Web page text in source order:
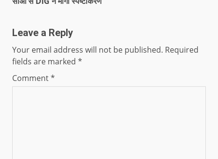
Leave a Reply
Your email address will not be published. Required
fields are marked *
Comment*